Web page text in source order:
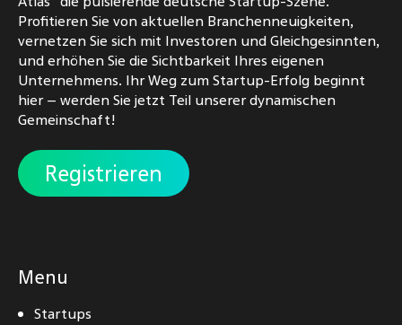
Profitieren Sie von aktuellen Branchenneuigkeiten,
vernetzen Sie sich mit Investoren und Gleichgesinnten,
und erhöhen Sie die Sichtbarkeit Ihres eigenen
Unternehmens. Ihr Weg zum Startup-Erfolg beginnt
hier – werden Sie jetzt Teil unserer dynamischen
Gemeinschaft!
Registrieren
Menu
Startups